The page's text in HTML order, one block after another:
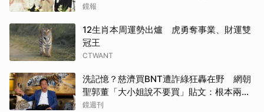
離開嗎？
鏡報
12生肖本周運勢出爐 虎勇奪事業、財運雙
冠王
CTWANT
洗記憶？慈濟買BNT遭詐綠狂轟在野 網朝
聖郭董「大小姐說不要買」貼文：根本兩碼
事
鏡週刊